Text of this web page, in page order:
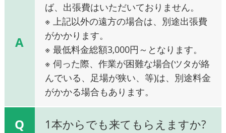
A
ば、出張費はいただいておりません。
※ 上記以外の遠方の場合は、別途出張費
がかかります。
※ 最低料金総額3,000円～となります。
※ 伺った際、作業が困難な場合(ツタが絡
んでいる、足場が狭い、等)は、別途料金
がかかる場合もあります。
Q 1本からでも来てもらえますか?